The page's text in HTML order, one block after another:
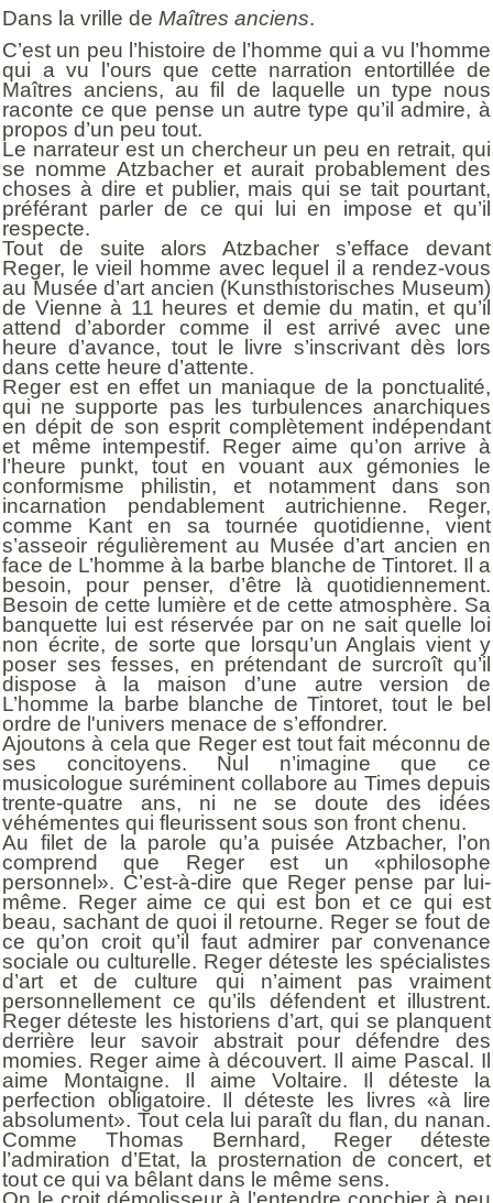
Dans la vrille de Maîtres anciens.
C’est un peu l’histoire de l’homme qui a vu l’homme
qui a vu l’ours que cette narration entortillée de
Maîtres anciens, au fil de laquelle un type nous
raconte ce que pense un autre type qu’il admire, à
propos d’un peu tout.
Le narrateur est un chercheur un peu en retrait, qui
se nomme Atzbacher et aurait probablement des
choses à dire et publier, mais qui se tait pourtant,
préférant parler de ce qui lui en impose et qu’il
respecte.
Tout de suite alors Atzbacher s’efface devant
Reger, le vieil homme avec lequel il a rendez-vous
au Musée d’art ancien (Kunsthistorisches Museum)
de Vienne à 11 heures et demie du matin, et qu’il
attend d’aborder comme il est arrivé avec une
heure d’avance, tout le livre s’inscrivant dès lors
dans cette heure d’attente.
Reger est en effet un maniaque de la ponctualité,
qui ne supporte pas les turbulences anarchiques
en dépit de son esprit complètement indépendant
et même intempestif. Reger aime qu’on arrive à
l’heure punkt, tout en vouant aux gémonies le
conformisme philistin, et notamment dans son
incarnation pendablement autrichienne. Reger,
comme Kant en sa tournée quotidienne, vient
s’asseoir régulièrement au Musée d’art ancien en
face de L’homme à la barbe blanche de Tintoret. Il a
besoin, pour penser, d’être là quotidiennement.
Besoin de cette lumière et de cette atmosphère. Sa
banquette lui est réservée par on ne sait quelle loi
non écrite, de sorte que lorsqu’un Anglais vient y
poser ses fesses, en prétendant de surcroît qu’il
dispose à la maison d’une autre version de
L’homme la barbe blanche de Tintoret, tout le bel
ordre de l'univers menace de s’effondrer.
Ajoutons à cela que Reger est tout fait méconnu de
ses concitoyens. Nul n’imagine que ce
musicologue suréminent collabore au Times depuis
trente-quatre ans, ni ne se doute des idées
véhémentes qui fleurissent sous son front chenu.
Au filet de la parole qu’a puisée Atzbacher, l’on
comprend que Reger est un «philosophe
personnel». C’est-à-dire que Reger pense par lui-
même. Reger aime ce qui est bon et ce qui est
beau, sachant de quoi il retourne. Reger se fout de
ce qu’on croit qu’il faut admirer par convenance
sociale ou culturelle. Reger déteste les spécialistes
d’art et de culture qui n’aiment pas vraiment
personnellement ce qu’ils défendent et illustrent.
Reger déteste les historiens d’art, qui se planquent
derrière leur savoir abstrait pour défendre des
momies. Reger aime à découvert. Il aime Pascal. Il
aime Montaigne. Il aime Voltaire. Il déteste la
perfection obligatoire. Il déteste les livres «à lire
absolument». Tout cela lui paraît du flan, du nanan.
Comme Thomas Bernhard, Reger déteste
l’admiration d’Etat, la prosternation de concert, et
tout ce qui va bêlant dans le même sens.